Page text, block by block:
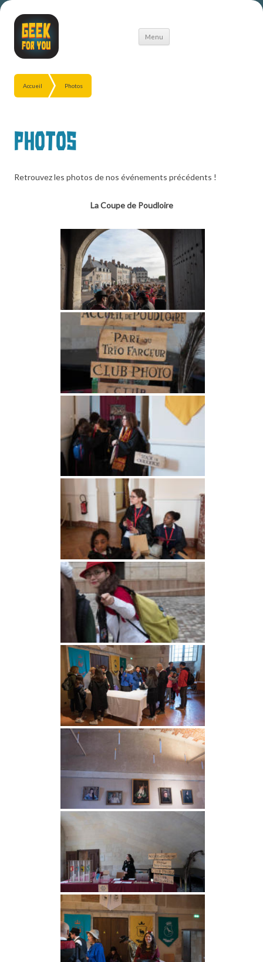
Menu
Aller
Accueil Photos
Photos
Retrouvez les photos de nos événements précédents !
La Coupe de Poudloire